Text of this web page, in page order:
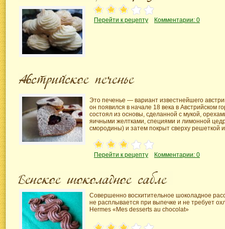
Перейти к рецепту Комментарии: 0
Это печенье — вариант известнейшего
он появился в начале 18 века в Австрийском
состоял из основы, сделанной с мукой,
яичными желтками, специями и лимонной
смородины) и затем покрыт сверху решеткой
Перейти к рецепту Комментарии: 0
Совершенно восхитительное шоколадное
не расплывается при выпечке и не требует
Hermes «Mes desserts au chocolat»